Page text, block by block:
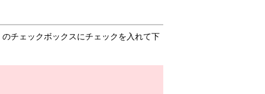
チェックボックスにチェックを入れて下